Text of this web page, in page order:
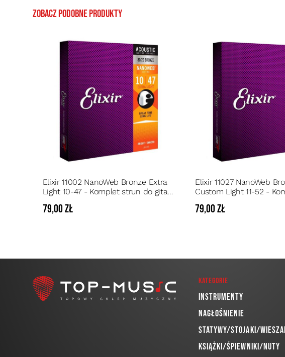
Zobacz podobne produkty
Elixir 11002 NanoWeb Bronze Extra
Light 10-47 - Komplet strun do gitary
żywotności
79,00 zł
Elixir 11027 NanoWeb
Custom Light 11-52 -
żywotności
79,00 zł
Kategorie
Instrumenty
Nagłośnienie
Statywy/Stojaki/
Książki/Śpiewniki/Nuty